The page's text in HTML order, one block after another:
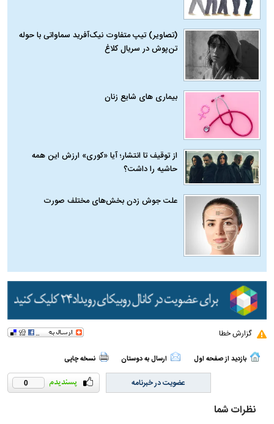
(تصاویر) تیپ متفاوت نیک‌آفرید سماواتی با حوله
تن‌پوش در سریال کلاغ
بیماری‌ های شایع زنان
از توقیف تا انتشار؛ آیا «کوری» ارزش این همه
حاشیه را داشت؟
علت جوش زدن بخش‌های مختلف صورت
گزارش خطا
بازدید از صفحه اول ارسال به دوستان نسخه چاپی
0 عضویت در خبرنامه
نظرات شما